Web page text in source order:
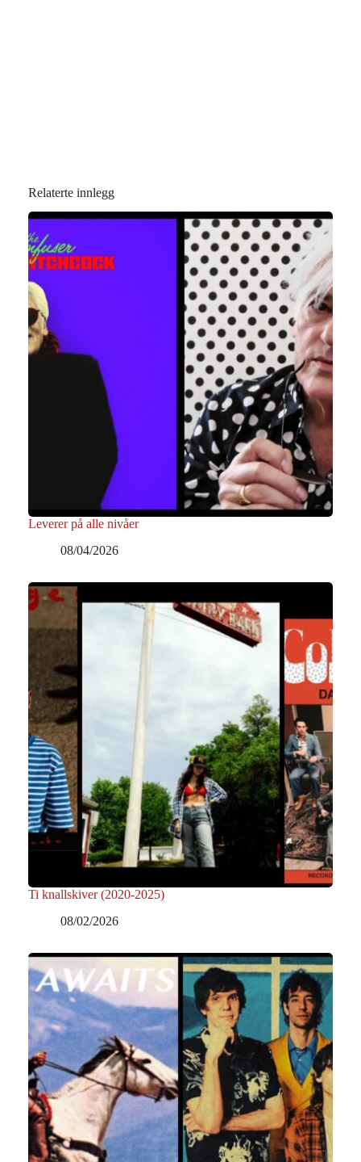
Relaterte innlegg
Leverer på alle nivåer
08/04/2026
Ti knallskiver (2020-2025)
08/02/2026